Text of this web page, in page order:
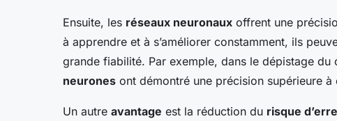
Ensuite, les réseaux neuronaux offrent une
à apprendre et à s’améliorer constamment, ils
grande fiabilité. Par exemple, dans le dépistage du
neurones ont démontré une précision supérieure
Un autre avantage est la réduction du risque